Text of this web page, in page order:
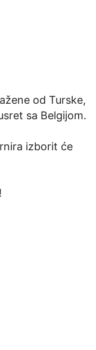
od Turske,
sa Belgijom.
izborit će